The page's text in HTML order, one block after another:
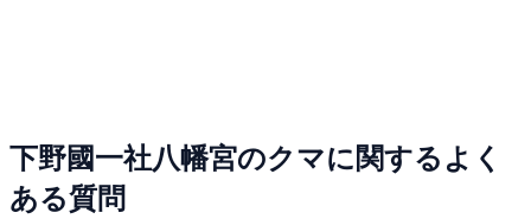
下野國一社八幡宮のクマに関するよく
ある質問